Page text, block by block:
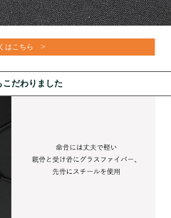
はこちら
こだわりました